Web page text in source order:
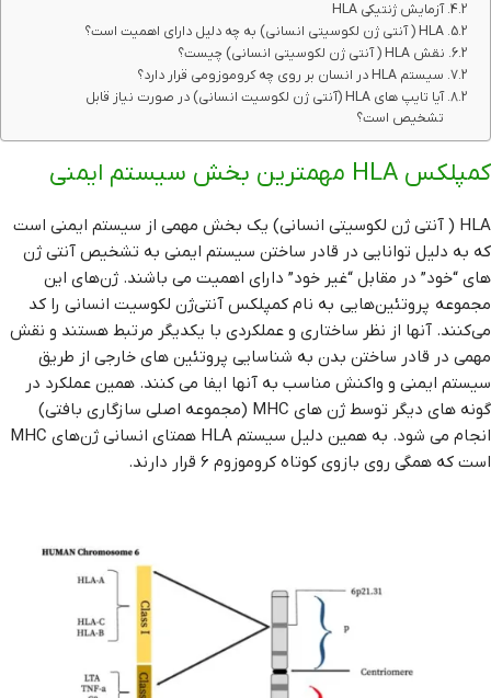
آزمایش ژنتیکی HLA
HLA ( آنتی ژن لکوسیتی انسانی) به چه دلیل دارای اهمیت است؟
نقش HLA ( آنتی ژن لکوسیتی انسانی) چیست؟
سیستم HLA در انسان بر روی چه کروموزومی قرار دارد؟
آیا تایپ های HLA (آنتی ژن لکوسیت انسانی) در صورت نیاز قابل
تشخیص است؟
کمپلکس HLA مهمترین بخش سیستم ایمنی
HLA ( آنتی ژن لکوسیتی انسانی) یک بخش مهمی از سیستم ایمنی است
که به دلیل توانایی در قادر ساختن سیستم ایمنی به تشخیص آنتی ژن
های “خود” در مقابل “غیر خود” دارای اهمیت می باشند. ژن‌های این
مجموعه پروتئین‌هایی به نام کمپلکس آنتی‌ژن لکوسیت انسانی را کد
می‌کنند. آنها از نظر ساختاری و عملکردی با یکدیگر مرتبط هستند و نقش
مهمی در قادر ساختن بدن به شناسایی پروتئین های خارجی از طریق
سیستم ایمنی و واکنش مناسب به آنها ایفا می کنند. همین عملکرد در
گونه های دیگر توسط ژن های MHC (مجموعه اصلی سازگاری بافتی)
انجام می شود. به همین دلیل سیستم HLA همتای انسانی ژن‌های MHC
است که همگی روی بازوی کوتاه کروموزوم 6 قرار دارند.